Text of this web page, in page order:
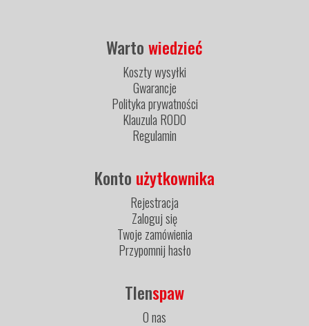
Wartowiedzieć
Koszty wysyłki
Gwarancje
Polityka prywatności
Klauzula RODO
Regulamin
Konto użytkownika
Rejestracja
Zaloguj się
Twoje zamówienia
Przypomnij hasło
Tlenspaw
O nas